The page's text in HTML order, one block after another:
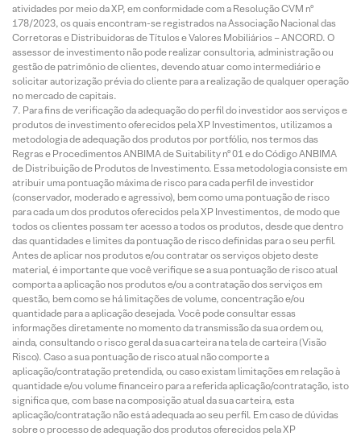
atividades por meio da XP, em conformidade com a Resolução CVM nº
178/2023, os quais encontram-se registrados na Associação Nacional das
Corretoras e Distribuidoras de Títulos e Valores Mobiliários – ANCORD. O
assessor de investimento não pode realizar consultoria, administração ou
gestão de patrimônio de clientes, devendo atuar como intermediário e
solicitar autorização prévia do cliente para a realização de qualquer operação
no mercado de capitais.
Para fins de verificação da adequação do perfil do investidor aos serviços e
produtos de investimento oferecidos pela XP Investimentos, utilizamos a
metodologia de adequação dos produtos por portfólio, nos termos das
Regras e Procedimentos ANBIMA de Suitability nº 01 e do Código ANBIMA
de Distribuição de Produtos de Investimento. Essa metodologia consiste em
atribuir uma pontuação máxima de risco para cada perfil de investidor
(conservador, moderado e agressivo), bem como uma pontuação de risco
para cada um dos produtos oferecidos pela XP Investimentos, de modo que
todos os clientes possam ter acesso a todos os produtos, desde que dentro
das quantidades e limites da pontuação de risco definidas para o seu perfil.
Antes de aplicar nos produtos e/ou contratar os serviços objeto deste
material, é importante que você verifique se a sua pontuação de risco atual
comporta a aplicação nos produtos e/ou a contratação dos serviços em
questão, bem como se há limitações de volume, concentração e/ou
quantidade para a aplicação desejada. Você pode consultar essas
informações diretamente no momento da transmissão da sua ordem ou,
ainda, consultando o risco geral da sua carteira na tela de carteira (Visão
Risco). Caso a sua pontuação de risco atual não comporte a
aplicação/contratação pretendida, ou caso existam limitações em relação à
quantidade e/ou volume financeiro para a referida aplicação/contratação, isto
significa que, com base na composição atual da sua carteira, esta
aplicação/contratação não está adequada ao seu perfil. Em caso de dúvidas
sobre o processo de adequação dos produtos oferecidos pela XP